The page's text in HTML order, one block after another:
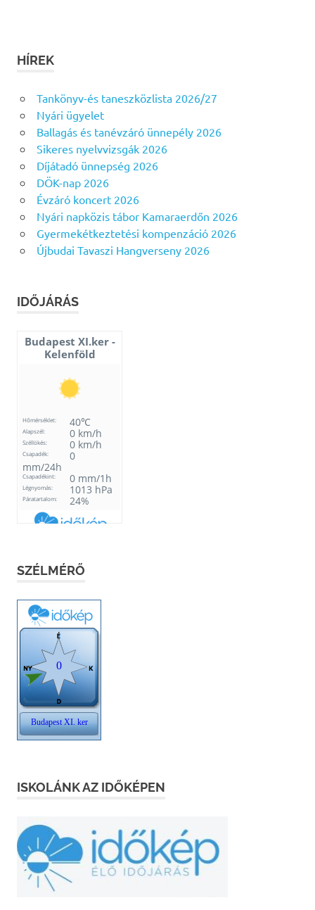
HÍREK
Tankönyv-és taneszközlista 2026/27
Nyári ügyelet
Ballagás és tanévzáró ünnepély 2026
Sikeres nyelvvizsgák 2026
Díjátadó ünnepség 2026
DÖK-nap 2026
Évzáró koncert 2026
Nyári napközis tábor Kamaraerdőn 2026
Gyermekétkeztetési kompenzáció 2026
Újbudai Tavaszi Hangverseny 2026
IDŐJÁRÁS
SZÉLMÉRŐ
ISKOLÁNK AZ IDŐKÉPEN